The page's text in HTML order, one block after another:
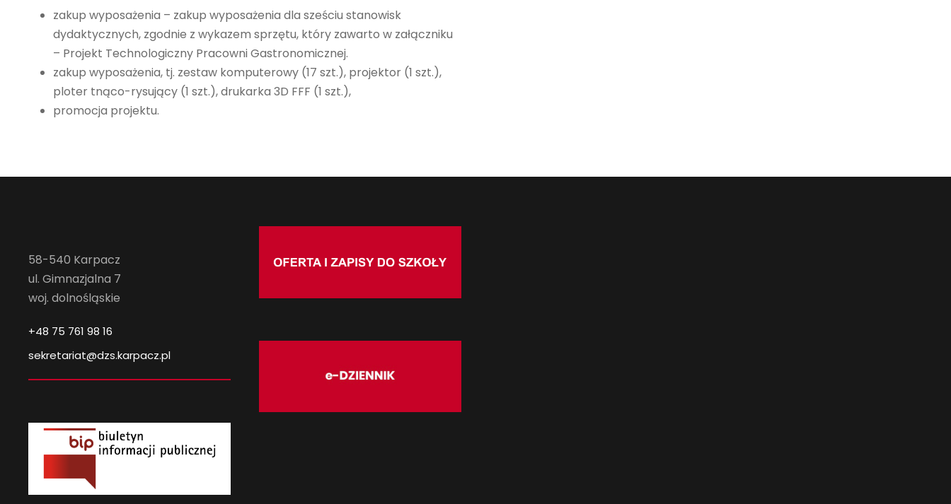
zakup wyposażenia – zakup wyposażenia dla sześciu stanowisk
dydaktycznych, zgodnie z wykazem sprzętu, który zawarto w załączniku
– Projekt Technologiczny Pracowni Gastronomicznej.
zakup wyposażenia, tj. zestaw komputerowy (17 szt.), projektor (1 szt.),
ploter tnąco-rysujący (1 szt.), drukarka 3D FFF (1 szt.),
promocja projektu.
58-540 Karpacz
ul. Gimnazjalna 7
woj. dolnośląskie
+48 75 761 98 16
sekretariat@dzs.karpacz.pl